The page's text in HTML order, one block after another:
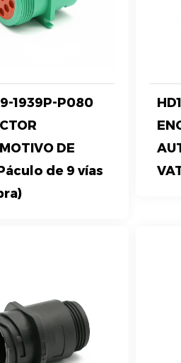
1939P-P080
DE
de 9 vías